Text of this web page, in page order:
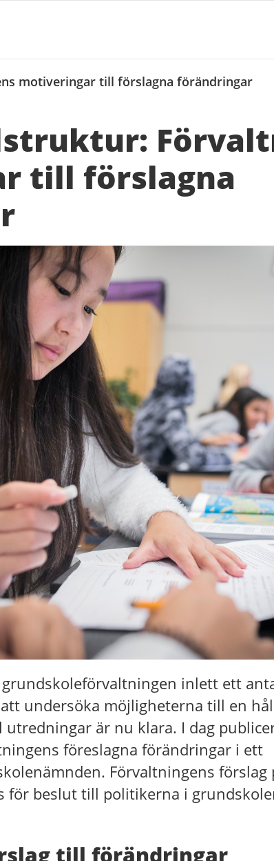
motiveringar till förslagna förändringar
till förslagna
inlett ett
undersöka möjligheterna till en
är nu klara. I dag
föreslagna förändringar i ett
Förvaltningens förslag
för beslut till politikerna i
till förändringar